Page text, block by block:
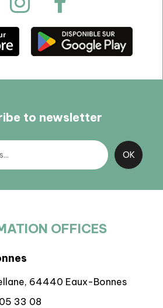
to newsletter
OFFICES
64440 Eaux-Bonnes
33 08